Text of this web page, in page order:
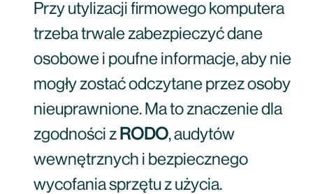
Przy utylizacji firmowego komputera
trzeba trwale zabezpieczyć dane
osobowe i poufne informacje, aby nie
mogły zostać odczytane przez osoby
nieuprawnione. Ma to znaczenie dla
zgodności z RODO, audytów
wewnętrznych i bezpiecznego
wycofania sprzętu z użycia.